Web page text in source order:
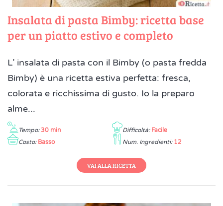
Insalata di pasta Bimby: ricetta base
per un piatto estivo e completo
L’ insalata di pasta con il Bimby (o pasta fredda
Bimby) è una ricetta estiva perfetta: fresca,
colorata e ricchissima di gusto. Io la preparo
alme...
Tempo: 30 min Difficoltà: Facile
Costo: Basso Num. Ingredienti: 12
VAI ALLA RICETTA